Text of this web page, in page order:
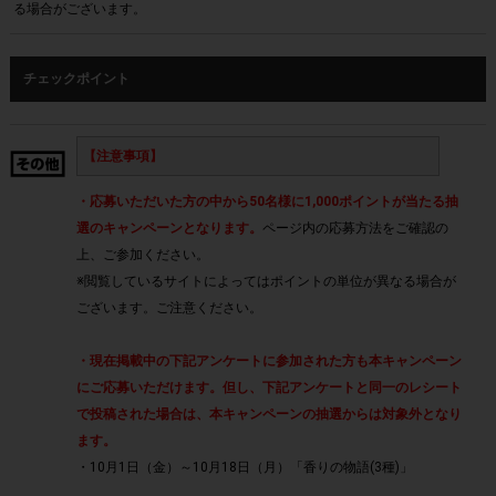
る場合がございます。
チェックポイント
【注意事項】
・応募いただいた方の中から50名様に1,000ポイントが当たる抽
選のキャンペーンとなります。 ページ内の応募方法をご確認の
上、ご参加ください。
※ 閲覧しているサイトによってはポイントの単位が異なる場合が
ございます。ご注意ください。
・現在掲載中の下記アンケートに参加された方も本キャンペーン
にご応募いただけます。但し、下記アンケートと同一のレシート
で投稿された場合は、本キャンペーンの抽選からは対象外となり
ます。
・10月1日（金）～10月18日（月）「香りの物語(3種)」